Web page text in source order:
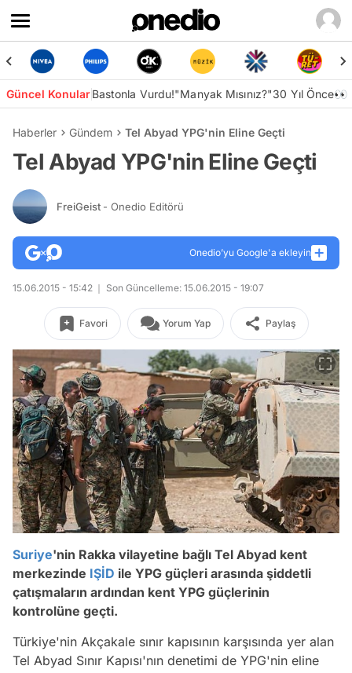
Güncel KonularBastonla Vurdu!"Manyak Mısınız?"30 Yıl Önce👀
Haberler Gündem Tel Abyad YPG'nin Eline Geçti
Tel Abyad YPG'nin Eline Geçti
FreiGeist - Onedio Editörü
Onedio’yu Google'a ekleyin
15.06.2015 - 15:42 Son Güncelleme: 15.06.2015 - 19:07
Favori Yorum Yap Paylaş
Suriye'nin Rakka vilayetine bağlı Tel Abyad kent
merkezinde IŞİD ile YPG güçleri arasında şiddetli
çatışmaların ardından kent YPG güçlerinin
kontrolüne geçti.
Türkiye'nin Akçakale sınır kapısının karşısında yer alan
Tel Abyad Sınır Kapısı'nın denetimi de YPG'nin eline